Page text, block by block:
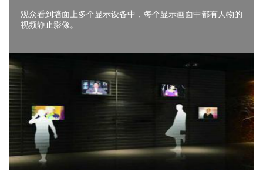
观众看到墙面上多个显示设备中，每个显示画面中都有人物的
视频静止影像。